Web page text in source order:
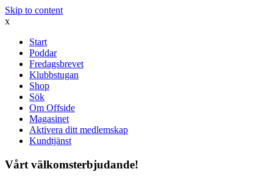
Skip to content
x
Start
Poddar
Fredagsbrevet
Klubbstugan
Shop
Sök
Om Offside
Magasinet
Aktivera ditt medlemskap
Kundtjänst
Vårt välkomsterbjudande!